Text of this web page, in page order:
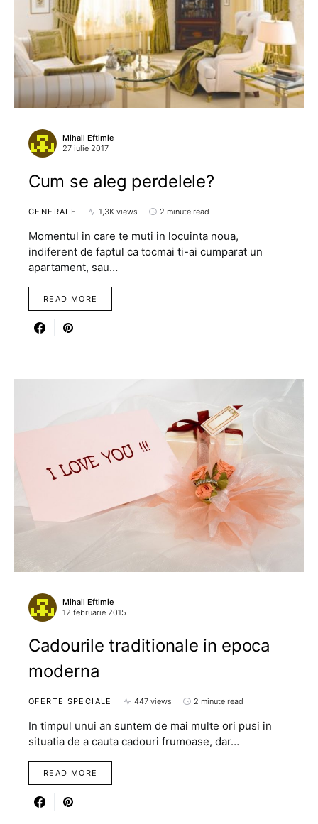
Mihail Eftimie
27 iulie 2017
Cum se aleg perdelele?
GENERALE 1,3K views 2 minute read
Momentul in care te muti in locuinta noua,
indiferent de faptul ca tocmai ti-ai cumparat un
apartament, sau…
READ MORE
Mihail Eftimie
12 februarie 2015
Cadourile traditionale in epoca
moderna
OFERTE SPECIALE 447 views 2 minute read
In timpul unui an suntem de mai multe ori pusi in
situatia de a cauta cadouri frumoase, dar…
READ MORE